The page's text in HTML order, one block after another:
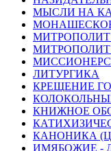
МЫСЛИ НА
ЛИТУРГИКА
КРЕЩЕНИЕ
КНИЖНОЕ
КАНОНИКА
ИМЯБОЖИЕ -